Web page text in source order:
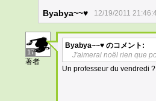
Byabya~~♥ 12/19/2011
17
著者
Byabya~~♥ のコメント:
J'aimerai noël rien que
Un professeur du vendredi